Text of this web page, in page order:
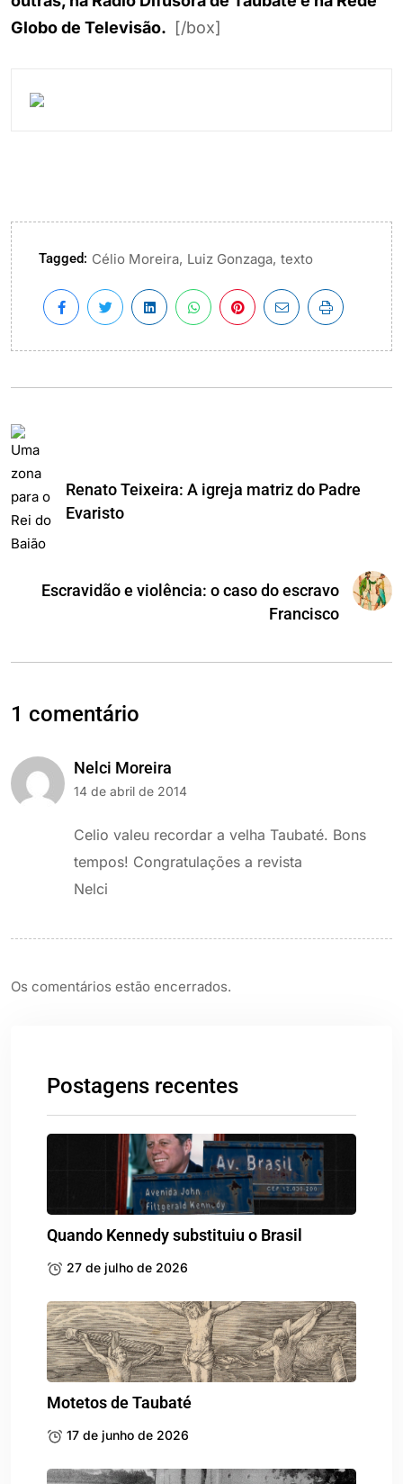
Globo de Televisão. [/box]
Tagged: Célio Moreira, Luiz Gonzaga, texto
Renato Teixeira: A igreja matriz do Padre
Evaristo
Escravidão e violência: o caso do escravo
Francisco
1 comentário
Nelci Moreira
14 de abril de 2014
Celio valeu recordar a velha Taubaté. Bons
tempos! Congratulações a revista
Nelci
Os comentários estão encerrados.
Postagens recentes
Quando Kennedy substituiu o Brasil
27 de julho de 2026
Motetos de Taubaté
17 de junho de 2026